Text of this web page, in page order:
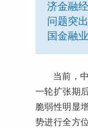
济金融
问题突
国金融
当前，
一轮扩张期
脆弱性明显
势进行全方